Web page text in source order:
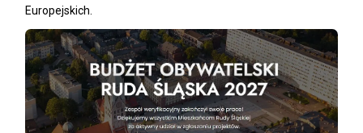
Europejskich.